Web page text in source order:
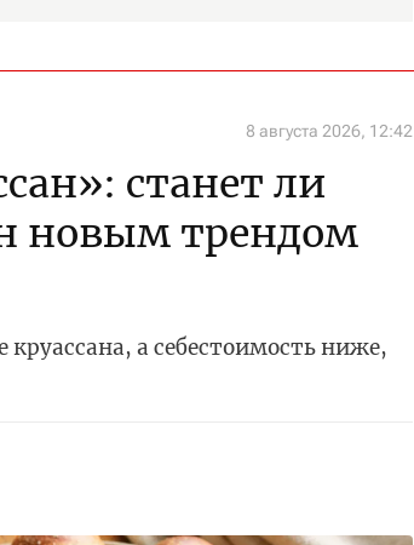
8 августа 2026, 12:42
станет ли
новым трендом
а себестоимость ниже,